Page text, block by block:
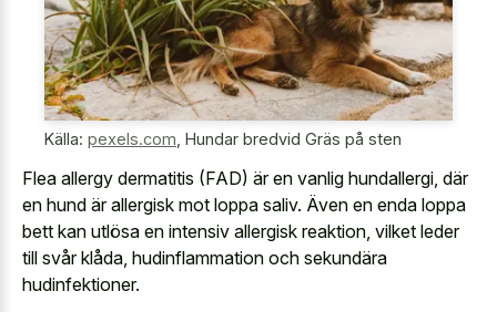
Källa: pexels.com Hundar bredvid Gräs på sten
Flea allergy dermatitis (FAD) är en vanlig hundallergi, där
en hund är allergisk mot loppa saliv. Även en enda loppa
bett kan utlösa en intensiv allergisk reaktion, vilket leder
till svår klåda, hudinflammation och sekundära
hudinfektioner.